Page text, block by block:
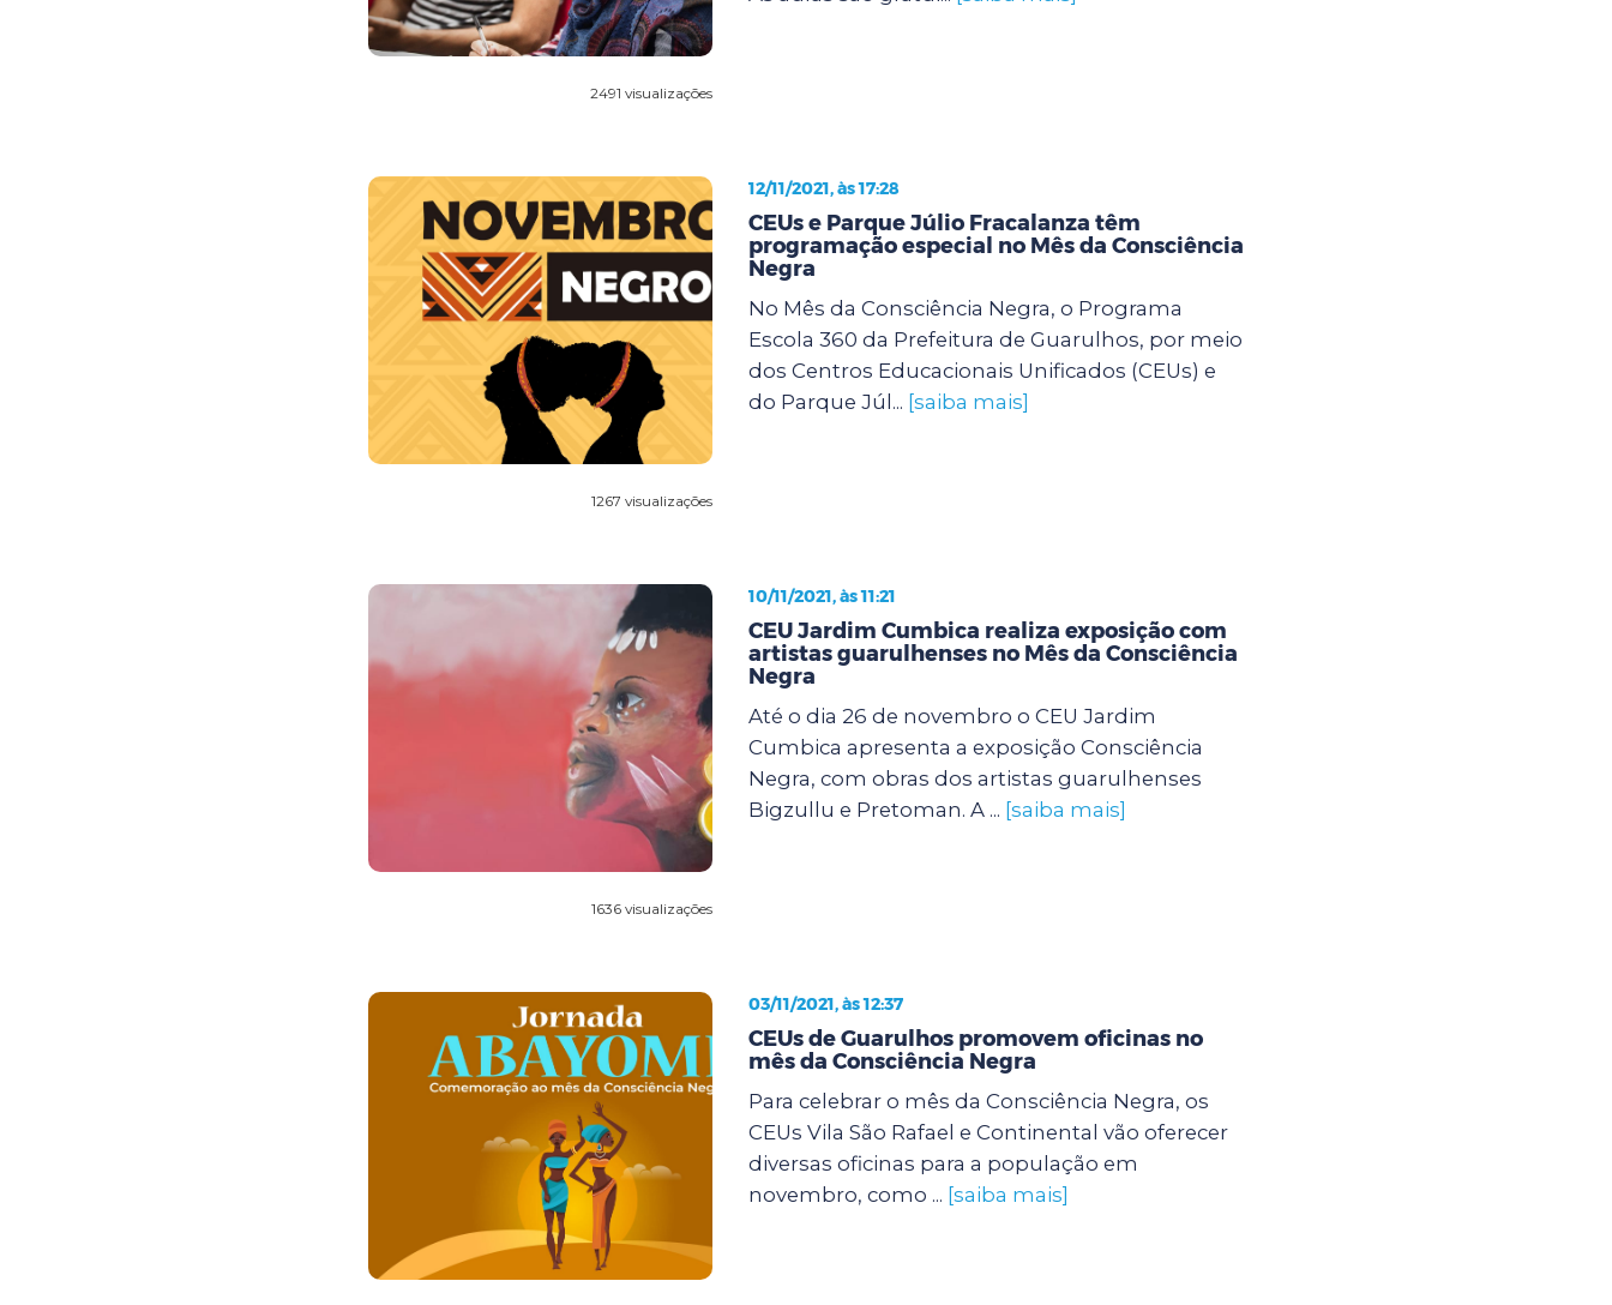
2491 visualizações
1267 visualizações
12/11/2021, às 17:28
CEUs e Parque Júlio Fracalanza têm
programação especial no Mês da Consciência
Negra
No Mês da Consciência Negra, o Programa
Escola 360 da Prefeitura de Guarulhos, por meio
dos Centros Educacionais Unificados (CEUs) e
do Parque Júl... [saiba mais]
1636 visualizações
10/11/2021, às 11:21
CEU Jardim Cumbica realiza exposição com
artistas guarulhenses no Mês da Consciência
Negra
Até o dia 26 de novembro o CEU Jardim
Cumbica apresenta a exposição Consciência
Negra, com obras dos artistas guarulhenses
Bigzullu e Pretoman. A ... [saiba mais]
03/11/2021, às 12:37
CEUs de Guarulhos promovem oficinas no
mês da Consciência Negra
Para celebrar o mês da Consciência Negra, os
CEUs Vila São Rafael e Continental vão oferecer
diversas oficinas para a população em
novembro, como ... [saiba mais]